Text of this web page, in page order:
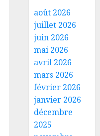
août 2026
juillet 2026
juin 2026
mai 2026
avril 2026
mars 2026
février 2026
janvier 2026
décembre
2025